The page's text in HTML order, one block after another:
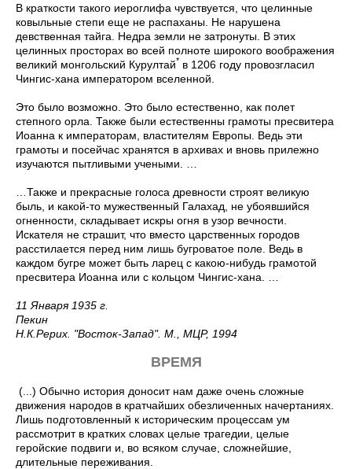
В краткости такого иероглифа чувствуется, что целинные
ковыльные степи еще не распаханы. Не нарушена
девственная тайга. Недра земли не затронуты. В этих
целинных просторах во всей полноте широкого воображения
великий монгольский Курултай* в 1206 году провозгласил
Чингис-хана императором вселенной.
Это было возможно. Это было естественно, как полет
степного орла. Также были естественны грамоты пресвитера
Иоанна к императорам, властителям Европы. Ведь эти
грамоты и посейчас хранятся в архивах и вновь прилежно
изучаются пытливыми учеными. …
…Также и прекрасные голоса древности строят великую
быль, и какой-то мужественный Галахад, не убоявшийся
огненности, складывает искры огня в узор вечности.
Искателя не страшит, что вместо царственных городов
расстилается перед ним лишь бугроватое поле. Ведь в
каждом бугре может быть ларец с какою-нибудь грамотой
пресвитера Иоанна или с кольцом Чингис-хана. …
11 Января 1935 г.
Пекин
Н.К.Рерих. "Восток-Запад". М., МЦР, 1994
ВРЕМЯ
(...) Обычно история доносит нам даже очень сложные
движения народов в кратчайших обезличенных начертаниях.
Лишь подготовленный к историческим процессам ум
рассмотрит в кратких словах целые трагедии, целые
геройские подвиги и, во всяком случае, сложнейшие,
длительные переживания.